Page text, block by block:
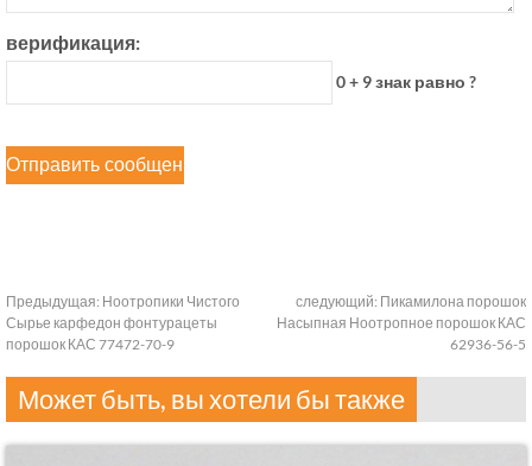
верификация:
0 + 9 знак равно ?
Предыдущая: Ноотропики Чистого
Сырье карфедон фонтурацеты
порошок КАС 77472-70-9
следующий: Пикамилона порошок
Насыпная Ноотропное порошок КАС
62936-56-5
Может быть, вы хотели бы также